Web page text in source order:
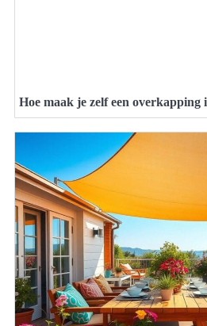
Hoe maak je zelf een overkapping